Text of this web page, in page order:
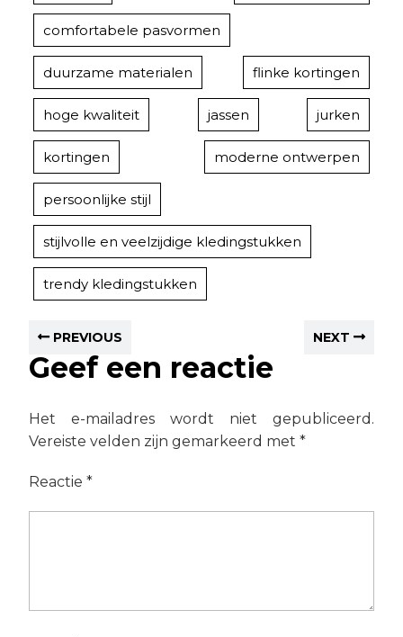
comfortabele pasvormen
duurzame materialen flinke kortingen
hoge kwaliteit jassen jurken
kortingen moderne ontwerpen
persoonlijke stijl
stijlvolle en veelzijdige kledingstukken
trendy kledingstukken
PREVIOUS NEXT
Geef een reactie
Het e-mailadres wordt niet gepubliceerd.
Vereiste velden zijn gemarkeerd met *
Reactie *